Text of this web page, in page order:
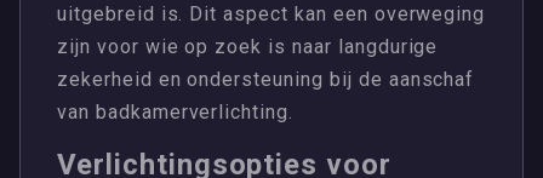
uitgebreid is. Dit aspect kan een overweging
zijn voor wie op zoek is naar langdurige
zekerheid en ondersteuning bij de aanschaf
van badkamerverlichting.
Verlichtingsopties voor